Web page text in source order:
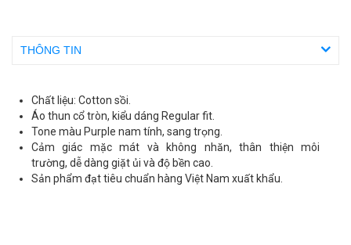
THÔNG TIN
Chất liệu: Cotton sồi.
Áo thun cổ tròn, kiểu dáng Regular fit.
Tone màu Purple nam tính, sang trọng.
Cảm giác mặc mát và không nhăn, thân thiện môi
trường, dễ dàng giặt ủi và độ bền cao.
Sản phẩm đạt tiêu chuẩn hàng Việt Nam xuất khẩu.